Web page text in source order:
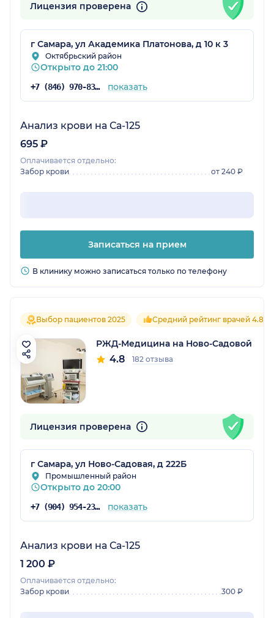
Лицензия проверена
г Самара, ул Академика Платонова, д 10 к 3
Октябрьский район
Открыто до 21:00
+7 (846) 970-83-45 показать
Анализ крови на Са-125
695 ₽
Оплачивается отдельно:
Забор крови
от 240 ₽
Записаться на прием
В клинику можно записаться только по телефону
Выбор пациентов 2025 Средний рейтинг врачей 4.8
РЖД-Медицина на Ново-Садовой
4.8 182 отзыва
Лицензия проверена
г Самара, ул Ново-Садовая, д 222Б
Промышленный район
Открыто до 20:00
+7 (904) 954-23-83 показать
Анализ крови на Са-125
1 200 ₽
Оплачивается отдельно:
Забор крови
300 ₽